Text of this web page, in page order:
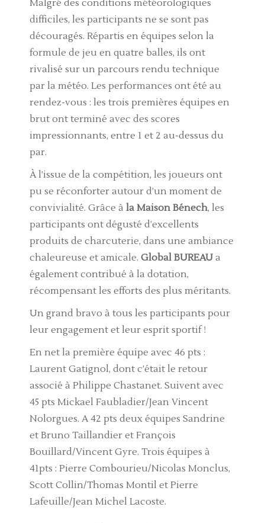
Malgré des conditions météorologiques
difficiles, les participants ne se sont pas
découragés. Répartis en équipes selon la
formule de jeu en quatre balles, ils ont
rivalisé sur un parcours rendu technique
par la météo. Les performances ont été au
rendez-vous : les trois premières équipes en
brut ont terminé avec des scores
impressionnants, entre 1 et 2 au-dessus du
par.
À l’issue de la compétition, les joueurs ont
pu se réconforter autour d’un moment de
convivialité. Grâce àla Maison Bénech, les
participants ont dégusté d’excellents
produits de charcuterie, dans une ambiance
chaleureuse et amicale.Global BUREAU a
également contribué à la dotation,
récompensant les efforts des plus méritants.
Un grand bravo à tous les participants pour
leur engagement et leur esprit sportif !
En net la première équipe avec 46 pts :
Laurent Gatignol, dont c’était le retour
associé à Philippe Chastanet. Suivent avec
45 pts Mickael Faubladier/Jean Vincent
Nolorgues. A 42 pts deux équipes Sandrine
et Bruno Taillandier et François
Bouillard/Vincent Gyre. Trois équipes à
41pts : Pierre Combourieu/Nicolas Monclus,
Scott Collin/Thomas Montil et Pierre
Lafeuille/Jean Michel Lacoste.